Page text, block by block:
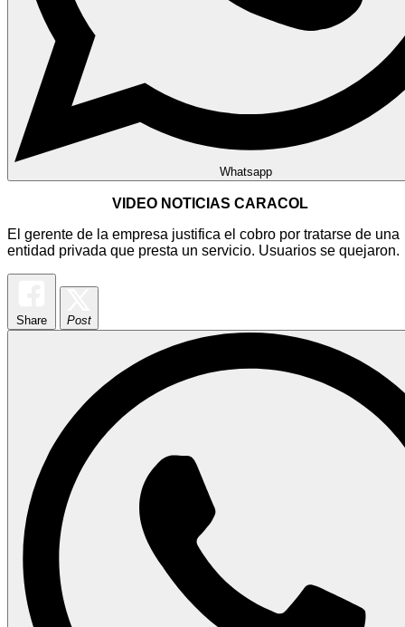
Whatsapp
VIDEO NOTICIAS CARACOL
El gerente de la empresa justifica el cobro por tratarse de una
entidad privada que presta un servicio. Usuarios se quejaron.
Share Post